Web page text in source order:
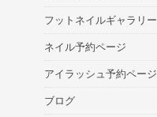
フットネイルギャラリー
ネイル予約ページ
アイラッシュ予約ページ
ブログ